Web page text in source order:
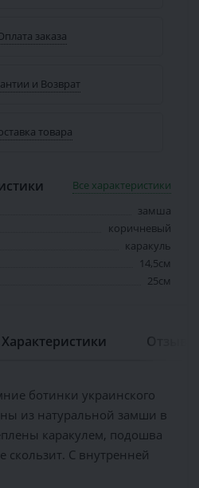
заказа
и Возврат
товара
Все характеристики
замша
коричневый
каракуль
14,5см
25см
Характеристики
ботинки украинского
из натуральной замши в
каракулем, подошва
скользит. С внутренней